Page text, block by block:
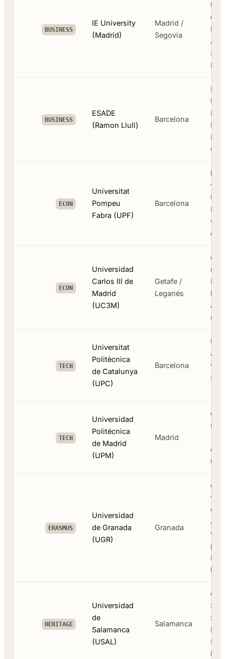
BUSINESS
IE University
(Madrid)
Madrid /
Segovia
BUSINESS
ESADE
(Ramon Llull)
Barcelona
ECON
Universitat
Pompeu
Fabra (UPF)
Barcelona
van
tot
ECON
Universidad
Carlos III de
Madrid
(UC3M)
Getafe /
Leganés
alle
TECH
Universitat
Politècnica
de Catalunya
(UPC)
Barcelona
van
TECH
Universidad
Politécnica
de Madrid
(UPM)
Madrid
ERASMUS
Universidad
de Granada
(UGR)
Granada
HERITAGE
Universidad
de
Salamanca
(USAL)
Salamanca